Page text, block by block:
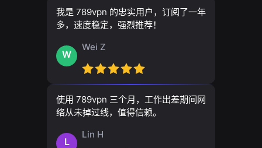
我是 789vpn 的忠实用户，订阅了一年
多，速度稳定，强烈推荐！
W
Wei Z
使用 789vpn 三个月，工作出差期间网
络从未掉过线，值得信赖。
L
Lin H